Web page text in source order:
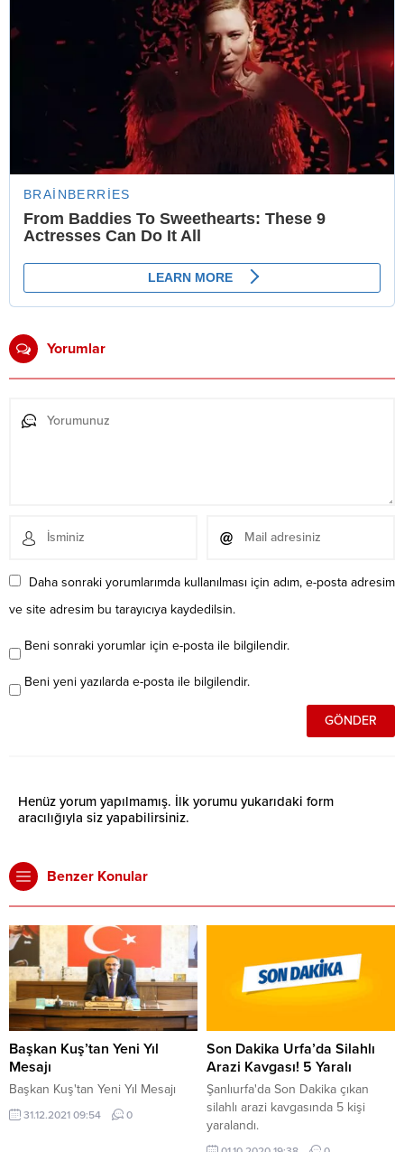
Yorumlar
Daha sonraki yorumlarımda kullanılması için adım, e-posta adresim
ve site adresim bu tarayıcıya kaydedilsin.
Beni sonraki yorumlar için e-posta ile bilgilendir.
Beni yeni yazılarda e-posta ile bilgilendir.
Henüz yorum yapılmamış. İlk yorumu yukarıdaki form
aracılığıyla siz yapabilirsiniz.
Benzer Konular
Başkan Kuş’tan Yeni Yıl
Mesajı
Başkan Kuş'tan Yeni Yıl Mesajı
31.12.2021 09:54 0
Son Dakika Urfa’da Silahlı
Arazi Kavgası! 5 Yaralı
Şanlıurfa'da Son Dakika çıkan
silahlı arazi kavgasında 5 kişi
yaralandı.